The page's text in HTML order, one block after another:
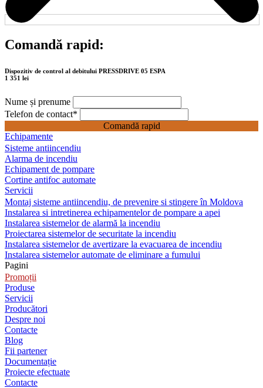
Comandă rapid:
Dispozitiv de control al debitului PRESSDRIVE 05 ESPA
1 351 lei
Nume și prenume
Telefon de contact*
Comandă rapid
Echipamente
Sisteme antiincendiu
Alarma de incendiu
Echipament de pompare
Cortine antifoc automate
Servicii
Montaj sisteme antiincendiu, de prevenire si stingere în Moldova
Instalarea si intretinerea echipamentelor de pompare a apei
Instalarea sistemelor de alarmă la incendiu
Proiectarea sistemelor de securitate la incendiu
Instalarea sistemelor de avertizare la evacuarea de incendiu
Instalarea sistemelor automate de eliminare a fumului
Pagini
Promoții
Produse
Servicii
Producători
Despre noi
Contacte
Blog
Fii partener
Documentație
Proiecte efectuate
Contacte